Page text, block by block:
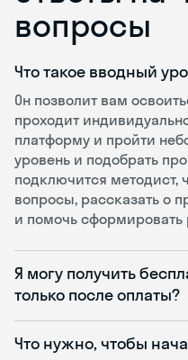
вопросы
Что такое вводный
Он позволит вам
проходит
платформу и пройти
уровень и подобрать
подключится методист,
вопросы, рассказать о
и помочь сформировать
Я могу получить
только после оплаты?
Что нужно, чтобы